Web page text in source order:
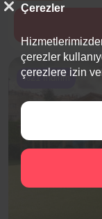
%21 İndirim
Çerezler
çerezler
çerezlere izin